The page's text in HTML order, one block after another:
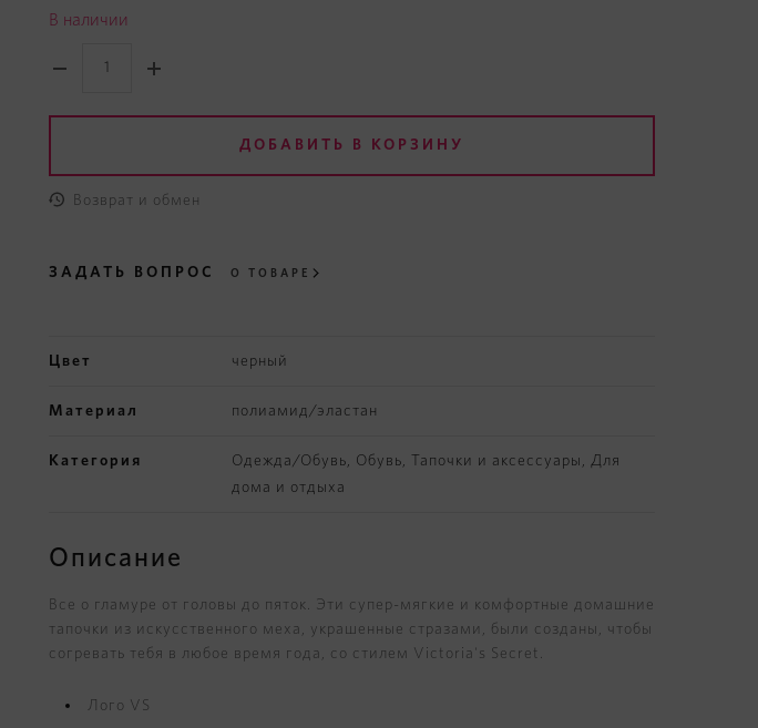
В наличии
ДОБАВИТЬ В КОРЗИНУ
Возврат и обмен
ЗАДАТЬ ВОПРОС О ТОВАРЕ
Цвет черный
Материал полиамид/эластан
Категория Одежда/Обувь, Обувь, Тапочки и аксессуары , Для
дома и отдыха
Описание
Все о гламуре от головы до пяток. Эти супер-мягкие и комфортные домашние
тапочки из искусственного меха, украшенные стразами, были созданы, чтобы
согревать тебя в любое время года, со стилем Victoria's Secret.
Лого VS